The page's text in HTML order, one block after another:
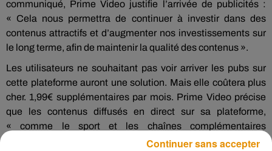
communiqué, Prime Video justifie l’arrivée de publicités :
« Cela nous permettra de continuer à investir dans des
contenus attractifs et d’augmenter nos investissements sur
le long terme, afin de maintenir la qualité des contenus ».
Les utilisateurs ne souhaitant pas voir arriver les pubs sur
cette plateforme auront une solution. Mais elle coûtera plus
cher. 1,99€ supplémentaires par mois. Prime Video précise
que les contenus diffusés en direct sur sa plateforme,
« comme le sport et les chaînes complémentaires
continueront d’inclure de la publicité ».Continuer sans accepter